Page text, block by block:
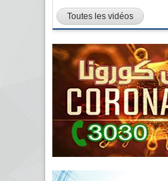
Toutes les vidéos